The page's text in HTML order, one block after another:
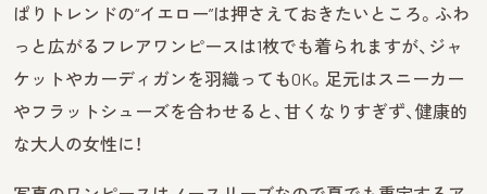
ぱりトレンドの“イエロー”は押さえておきたいところ。ふわ
っと広がるフレアワンピースは1枚でも着られますが、ジャ
ケットやカーディガンを羽織ってもOK。足元はスニーカー
やフラットシューズを合わせると、甘くなりすぎず、健康的
な大人の女性に！